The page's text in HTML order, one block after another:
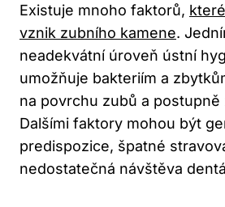
Existuje mnoho faktorů,
vznik zubního kamene.
neadekvátní úroveň ústní
umožňuje bakteriím a
na povrchu zubů a
Dalšími faktory mohou být
predispozice, špatné
nedostatečná návštěva